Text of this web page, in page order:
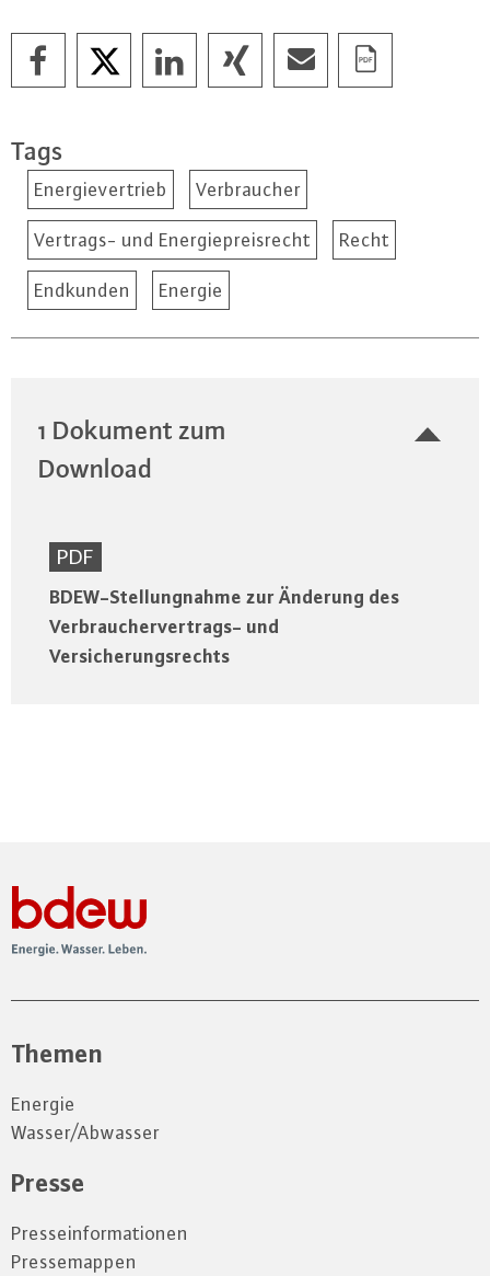
Tags
Energievertrieb Verbraucher
Vertrags- und Energiepreisrecht Recht
Endkunden Energie
1 Dokument zum
Download
PDF
BDEW-Stellungnahme zur Änderung des
Verbrauchervertrags- und
Versicherungsrechts
Themen
Energie
Wasser/Abwasser
Presse
Presseinformationen
Pressemappen